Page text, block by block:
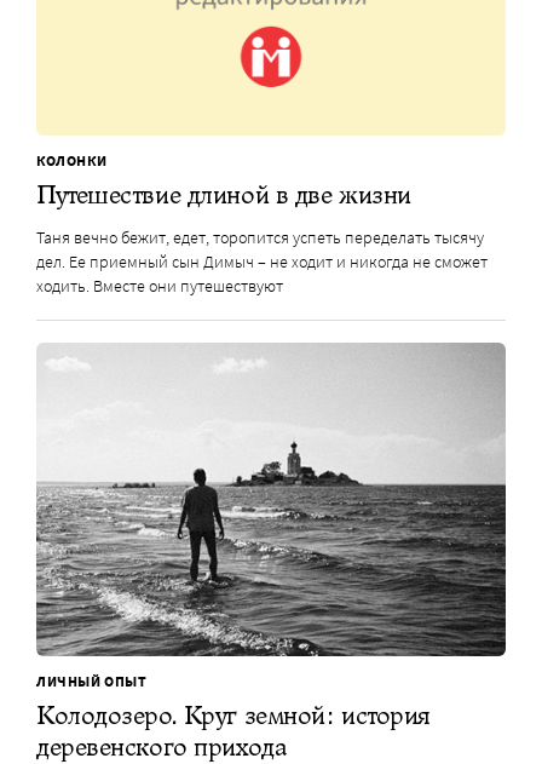
КОЛОНКИ
Путешествие длиной в две жизни
Таня вечно бежит, едет, торопится успеть переделать тысячу
дел. Ее приемный сын Димыч – не ходит и никогда не сможет
ходить. Вместе они путешествуют
ЛИЧНЫЙ ОПЫТ
Колодозеро. Круг земной: история
деревенского прихода